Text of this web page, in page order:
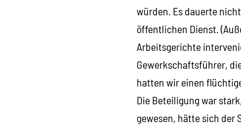
würden. Es dauerte
öffentlichen Dienst.
Arbeitsgerichte
Gewerkschaftsführer,
hatten wir einen
Die Beteiligung war
gewesen, hätte sich der